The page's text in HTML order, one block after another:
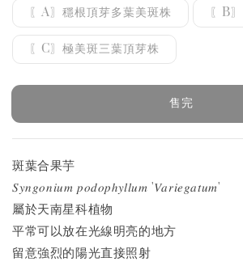
〖A〗穩根頂芽多葉美斑株 〖B
〖C〗極美斑三葉頂芽株
售完
斑葉合果芋
𝑆𝑦𝑛𝑔𝑜𝑛𝑖𝑢𝑚 𝑝𝑜𝑑𝑜𝑝ℎ𝑦𝑙𝑙𝑢𝑚 '𝑉𝑎𝑟𝑖𝑒𝑔𝑎𝑡𝑢𝑚'
屬於天南星科植物
平常可以放在光線明亮的地方
留意強烈的陽光直接照射